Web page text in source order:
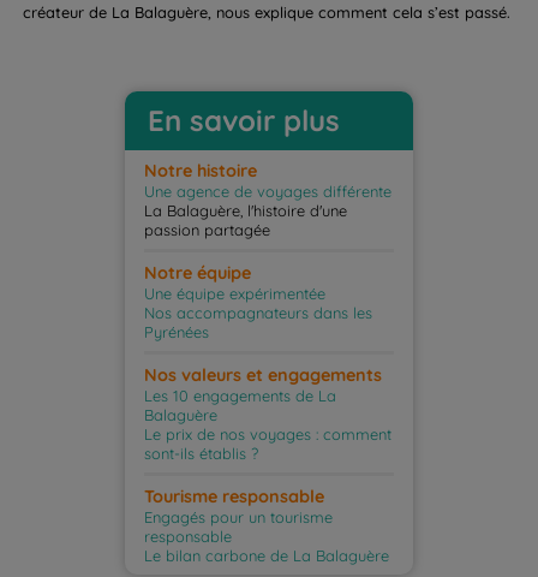
créateur de La Balaguère, nous explique comment cela s’est passé.
En savoir plus
Notre histoire
Une agence de voyages différente
La Balaguère, l'histoire d'une
passion partagée
Notre équipe
Une équipe expérimentée
Nos accompagnateurs dans les
Pyrénées
Nos valeurs et engagements
Les 10 engagements de La
Balaguère
Le prix de nos voyages : comment
sont-ils établis ?
Tourisme responsable
Engagés pour un tourisme
responsable
Le bilan carbone de La Balaguère